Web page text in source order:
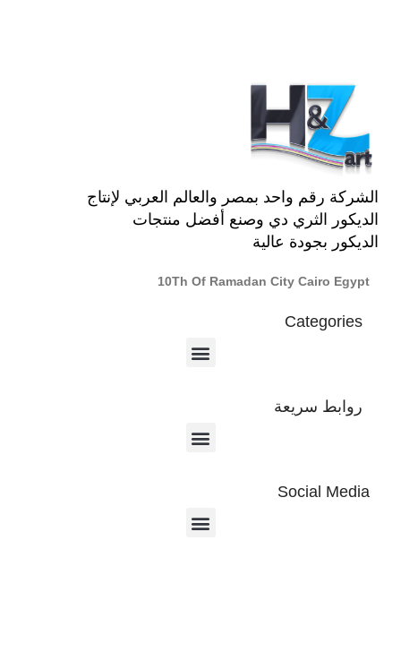
الشركة رقم واحد بمصر والعالم العربي لإنتاج
الديكور الثري دي وصنع أفضل منتجات
الديكور بجودة عالية
10Th Of Ramadan City Cairo Egypt
Categories
روابط سريعة
Social Media